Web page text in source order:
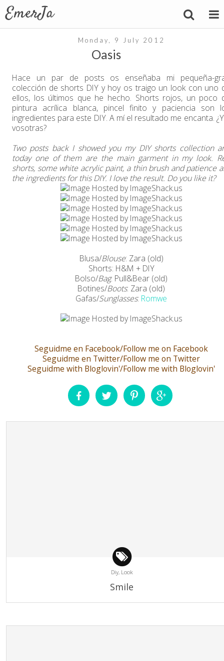
Monday, 9 July 2012
Oasis
Hace un par de posts os enseñaba mi pequeña-
colección de shorts DIY y hoy os traigo un look con uno
ellos, los últimos que he hecho. Shorts rojos, un poco
pintura acrílica blanca, pincel finito y paciencia son
ingredientes para este DIY. A mí el resultado me encanta.
vosotras?
Two posts back I showed you my DIY shorts collection
today one of them are the main garment in my look.
shorts, some white acrylic paint, a thin brush and patience
the ingredients for this DIY. I love the result. Do you like it?
Blusa/Blouse: Zara (old)
Shorts: H&M + DIY
Bolso/Bag: Pull&Bear (old)
Botines/Boots: Zara (old)
Gafas/Sunglasses: Romwe
Seguidme en Facebook/Follow me on Facebook
Seguidme en Twitter/Follow me on Twitter
Seguidme with Bloglovin'/Follow me with Bloglovin'
Diy, Look
Smile